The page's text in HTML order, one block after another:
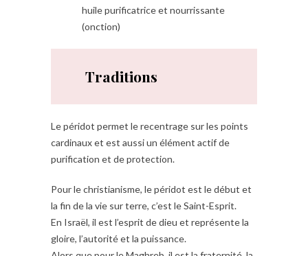
huile purificatrice et nourrissante
(onction)
Traditions
Le péridot permet le recentrage sur les points
cardinaux et est aussi un élément actif de
purification et de protection.
Pour le christianisme, le péridot est le début et
la fin de la vie sur terre, c’est le Saint-Esprit.
En Israël, il est l’esprit de dieu et représente la
gloire, l’autorité et la puissance.